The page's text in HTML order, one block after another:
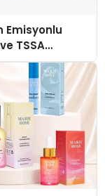
Emisyonlu
TSSA